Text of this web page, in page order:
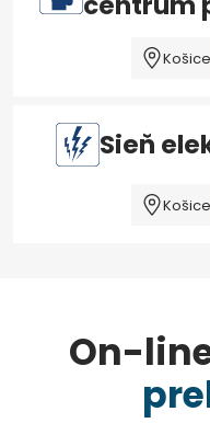
Košice
Sieň
Košice
On-